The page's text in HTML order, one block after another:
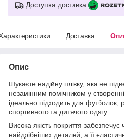
Доступна доставка
Доставка
Опис
Шукаєте надійну плівку, яка не
незамінним помічником у
ідеально підходить для футболок,
спортивного та дитячого одягу.
Висока якість покриття забезпечує
найдрібніших деталей, а її